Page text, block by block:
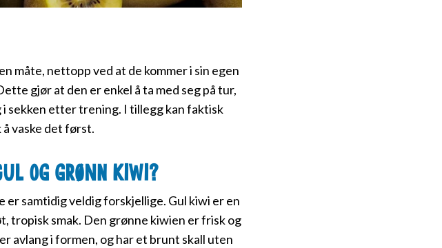
måte, nettopp ved at de kommer i sin egen
gjør at den er enkel å ta med seg på tur,
sekken etter trening. I tillegg kan faktisk
å vaske det først.
og grønn kiwi?
er samtidig veldig forskjellige. Gul kiwi er en
tropisk smak. Den grønne kiwien er frisk og
avlang i formen, og har et brunt skall uten